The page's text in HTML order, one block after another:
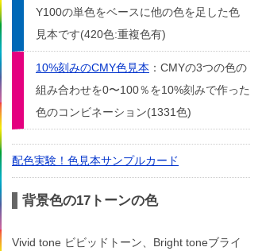
Y100の単色をベースに他の色を足した色
見本です(420色:重複色有)
10%刻みのCMY色見本 ：CMYの3つの色の
組み合わせを0〜100％を10%刻みで作った
色のコンビネーション(1331色)
配色実験！色見本サンプルカード
背景色の17トーンの色
Vivid tone ビビッドトーン、Bright toneブライ